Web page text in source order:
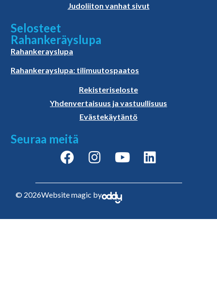
Judoliiton vanhat sivut
Selosteet
Rahankeräyslupa
Rahankerayslupa
Rahankerayslupa: tilimuutospaatos
Rekisteriseloste
Yhdenvertaisuus ja vastuullisuus
Evästekäytäntö
Seuraa meitä
© 2026Website magic by